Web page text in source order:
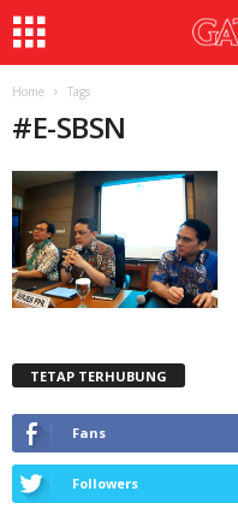
Home Tags
#E-SBSN
TETAP TERHUBUNG
Fans
Followers